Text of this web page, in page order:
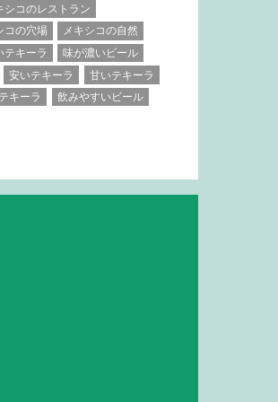
シコのレストラン
コの穴場
メキシコの自然
テキーラ
味が濃いビール
安いテキーラ
甘いテキーラ
キーラ 飲みやすいビール